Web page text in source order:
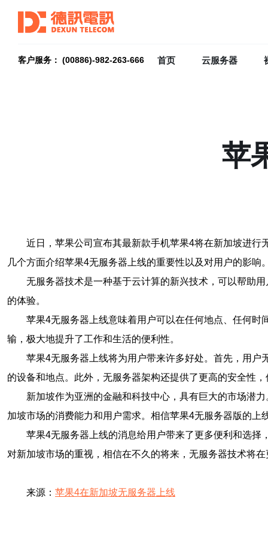
客户服务： (00886)-982-263-666 首页 云服务器
苹
近日，苹果公司宣布其最新款手机苹果4将在新加坡进
几个方面介绍苹果4无服务器上线的重要性以及对用户的影响
无服务器技术是一种基于云计算的新兴技术，可以帮助
的体验。
苹果4无服务器上线意味着用户可以在任何地点、任何
输，极大地提升了工作和生活的便利性。
苹果4无服务器上线将为用户带来许多好处。首先，用
的设备和地点。此外，无服务器架构还提供了更高的安全性
新加坡作为亚洲的金融和科技中心，具有巨大的市场潜
加坡市场的消费能力和用户需求。相信苹果4无服务器版的上
苹果4无服务器上线的消息给用户带来了更多便利和选
对新加坡市场的重视，相信在不久的将来，无服务器技术将
来源： 苹果4在新加坡无服务器上线